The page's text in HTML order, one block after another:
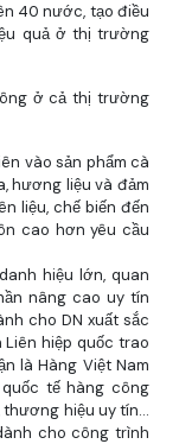
40 nước, tạo điều
quả ở thị trường
ở cả thị trường
vào sản phẩm cà
hương liệu và đảm
liệu, chế biến đến
cao hơn yêu cầu
hiệu lớn, quan
nâng cao uy tín
cho DN xuất sắc
hiệp quốc trao
là Hàng Việt Nam
tế hàng công
thương hiệu uy tín…
cho công trình